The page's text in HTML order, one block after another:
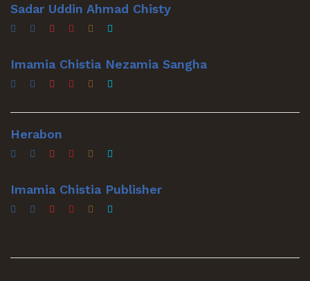
Sadar Uddin Ahmad Chisty
Imamia Chistia Nezamia Sangha
Herabon
Imamia Chistia Publisher